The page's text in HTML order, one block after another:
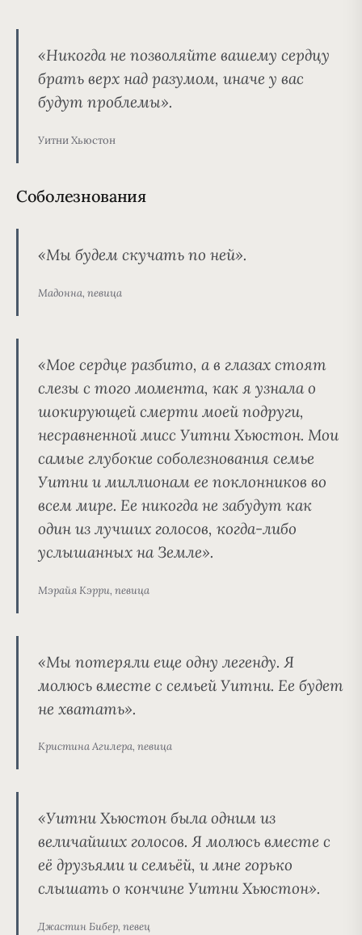
«Никогда не позволяйте вашему сердцу
брать верх над разумом, иначе у вас
будут проблемы».
Уитни Хьюстон
Соболезнования
«Мы будем скучать по ней».
Мадонна, певица
«Мое сердце разбито, а в глазах стоят
слезы с того момента, как я узнала о
шокирующей смерти моей подруги,
несравненной мисс Уитни Хьюстон. Мои
самые глубокие соболезнования семье
Уитни и миллионам ее поклонников во
всем мире. Ее никогда не забудут как
один из лучших голосов, когда-либо
услышанных на Земле».
Мэрайя Кэрри, певица
«Мы потеряли еще одну легенду. Я
молюсь вместе с семьей Уитни. Ее будет
не хватать».
Кристина Агилера, певица
«Уитни Хьюстон была одним из
величайших голосов. Я молюсь вместе с
её друзьями и семьёй, и мне горько
слышать о кончине Уитни Хьюстон».
Джастин Бибер, певец